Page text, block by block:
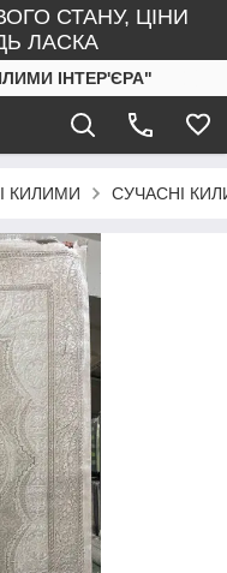
СТАНУ, ЦІНИ
ЛАСКА
ІНТЕР'ЄРА"
КИЛИМИ СУЧАСНІ